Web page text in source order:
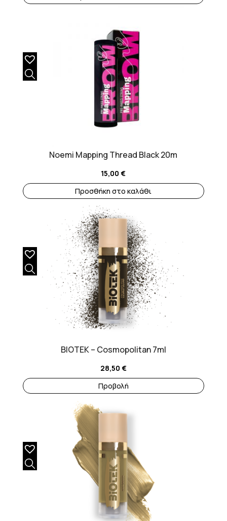
Noemi Mapping Thread Black 20m
15,00€
Προσθήκη στο καλάθι
BIOTEK – Cosmopolitan 7ml
28,50 €
Προβολή